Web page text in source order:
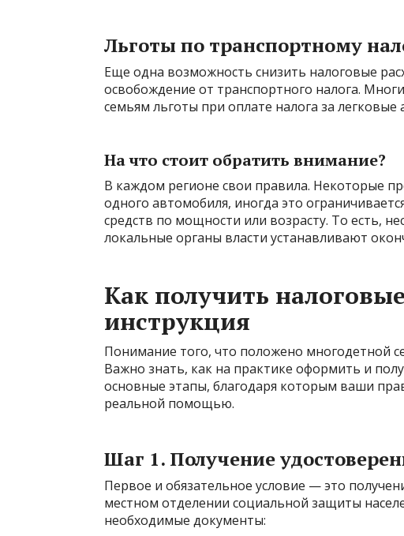
Льготы по транспортному
Еще одна возможность снизить налоговые
освобождение от транспортного налога.
семьям льготы при оплате налога за
На что стоит обратить внимание?
В каждом регионе свои правила. Некоторые
одного автомобиля, иногда это
средств по мощности или возрасту. То есть,
локальные органы власти устанавливают
Как получить
инструкция
Понимание того, что положено многодетной
Важно знать, как на практике оформить и
основные этапы, благодаря которым ваши
реальной помощью.
Шаг 1. Получение
Первое и обязательное условие — это
местном отделении социальной защиты
необходимые документы: